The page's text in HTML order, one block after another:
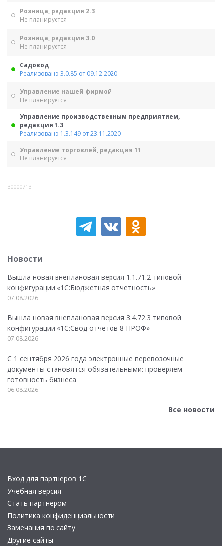
Розница, редакция 2.3
Не планируется
Розница, редакция 3.0
Не планируется
Садовод
Реализовано 3.0.85 от 09.12.2020
Управление нашей фирмой
Не планируется
Управление производственным предприятием,
редакция 1.3
Реализовано 1.3.149 от 23.11.2020
Управление торговлей, редакция 11
Не планируется
30000713
Новости
Вышла новая внеплановая версия 1.1.71.2 типовой
конфигурации «1C:Бюджетная отчетность»
07.08.2026
Вышла новая внеплановая версия 3.4.72.3 типовой
конфигурации «1C:Свод отчетов 8 ПРОФ»
07.08.2026
С 1 сентября 2026 года электронные перевозочные
документы становятся обязательными: проверяем
готовность бизнеса
06.08.2026
Все новости
Вход для партнеров 1С
Учебная версия
Стать партнером
Политика конфиденциальности
Замечания по сайту
Другие сайты